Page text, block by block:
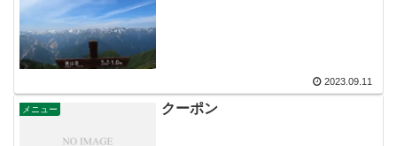
2023.09.11
メニュー クーポン